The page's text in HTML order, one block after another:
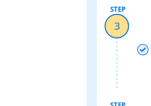
3